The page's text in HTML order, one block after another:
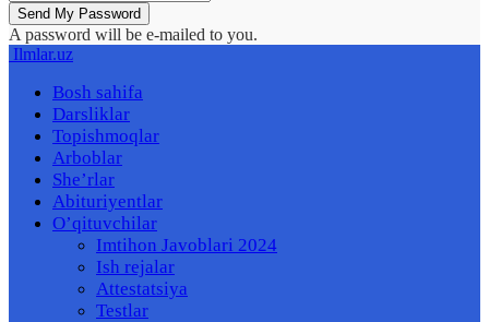
A password will be e-mailed to you.
Ilmlar.uz
Bosh sahifa
Darsliklar
Topishmoqlar
Arboblar
She’rlar
Abituriyentlar
O’qituvchilar
Imtihon Javoblari 2024
Ish rejalar
Attestatsiya
Testlar